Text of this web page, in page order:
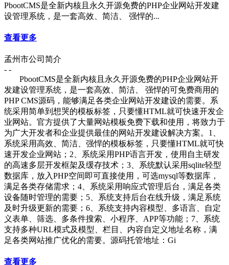
PbootCMS是全新内核且永久开源免费的PHP企业网站开发建
设管理系统，是一套高效、简洁、 强悍的...
查看更多
孟州市公司简介
- -
PbootCMS是全新内核且永久开源免费的PHP企业网站开
发建设管理系统，是一套高效、简洁、 强悍的可免费商用的
PHP CMS源码，能够满足各类企业网站开发建设的需要。系
统采用简单到想哭的模板标签，只要懂HTML就可快速开发企
业网站。官方提供了大量网站模板免费下载和使用，将致力于
为广大开发者和企业提供最佳的网站开发建设解决方案。1、
系统采用高效、简洁、强悍的模板标签，只要懂HTML就可快
速开发企业网站；2、系统采用PHP语言开发，使用自主研发
的高速多层开发框架及缓存技术；3、系统默认采用sqlite轻型
数据库，放入PHP空间即可直接使用，可选mysql等数据库，
满足各类存储需求；4、系统采用响应式管理后台，满足各类
设备随时管理的需要；5、系统支持后台在线升级，满足系统
及时升级更新的需要；6、系统支持内容模型、多语言、自定
义表单、筛选、多条件搜索、小程序、APP等功能；7、系统
支持多种URL模式及模型、栏目、内容自定义地址名称，满
足各类网站推广优化的需要。源码托管地址：Gi
查看更多